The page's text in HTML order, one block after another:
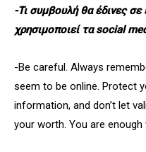
-Τι συμβουλή θα έδινες
χρησιμοποιεί τα social
-Be careful. Always
seem to be online. Protect
information, and don’t let
your worth. You are enough